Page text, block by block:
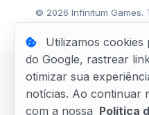
© 2026 Infinitum Games.
Feito com
Utilizamos
do Google, rastrear
otimizar sua
notícias. Ao continuar
com a nossa Política